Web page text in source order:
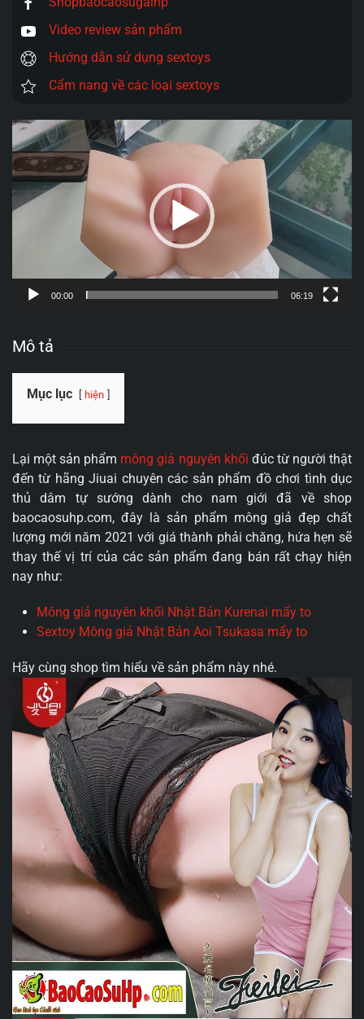
Video review sản phẩm
Hướng dẫn sử dụng sextoys
Cẩm nang về các loại sextoys
Trình
chơi
Video
00:00 06:19
Mô tả
Mục lục hiện
Lại một sản phẩm mông giả nguyên khối đúc từ người thật
đến từ hãng Jiuai chuyên các sản phẩm đồ chơi tình dục
thủ dâm tự sướng dành cho nam giới đã về shop
baocaosuhp.com, đây là sản phẩm mông giả đẹp chất
lượng mới năm 2021 với giá thành phải chăng, hứa hẹn sẽ
thay thế vị trí của các sản phẩm đang bán rất chạy hiện
nay như:
Mông giả nguyên khối Nhật Bản Kurenai mẩy to
Sextoy Mông giả Nhật Bản Aoi Tsukasa mẩy to
Hãy cùng shop tìm hiểu về sản phẩm này nhé.